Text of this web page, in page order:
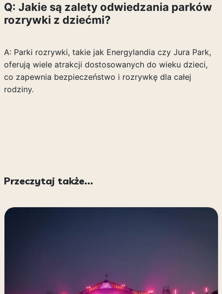
Q: Jakie są zalety odwiedzania parków
rozrywki z dziećmi?
A: Parki rozrywki, takie jak Energylandia czy Jura Park,
oferują wiele atrakcji dostosowanych do wieku dzieci,
co zapewnia bezpieczeństwo i rozrywkę dla całej
rodziny.
Przeczytaj także...